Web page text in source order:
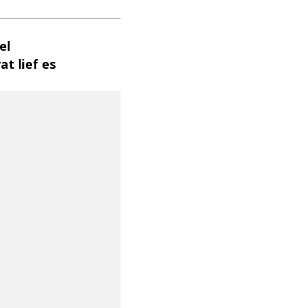
lief es